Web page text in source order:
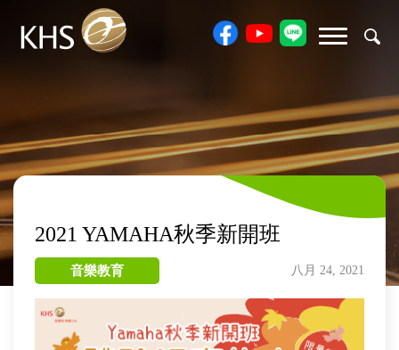
2021 YAMAHA秋季新開班
音樂教育 八月 24, 2021